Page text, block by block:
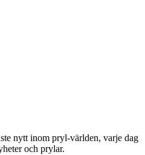
nytt inom pryl-världen, varje dag
och prylar.